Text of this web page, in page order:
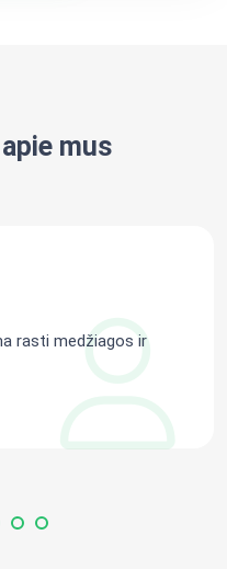
mus
rasti medžiagos ir